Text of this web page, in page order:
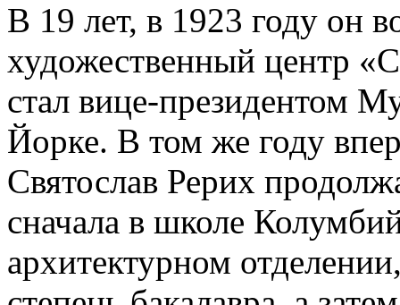
В 19 лет, в 1923 году он
художественный центр
стал вице-президентом
Йорке. В том же году
Святослав Рерих
сначала в школе
архитектурном